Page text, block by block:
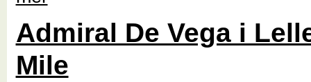
Admiral De Vega i
Mile